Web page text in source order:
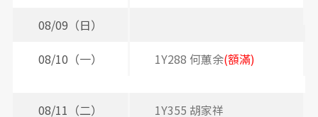
08/09（日）
08/10（一）
1Y288 何蕙余(額滿)
08/11（二）
1Y355 胡家祥